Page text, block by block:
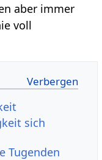
aber immer
voll
sich
Tugenden